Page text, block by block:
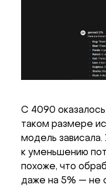
C 4090
таком размере
модель
к уменьшению
похоже, что
даже на 5% — не